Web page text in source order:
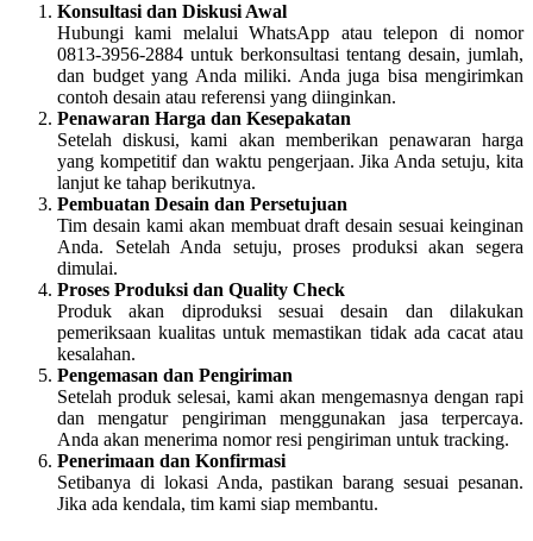
Konsultasi dan Diskusi Awal
Hubungi kami melalui WhatsApp atau telepon di nomor
0813-3956-2884 untuk berkonsultasi tentang desain, jumlah,
dan budget yang Anda miliki. Anda juga bisa mengirimkan
contoh desain atau referensi yang diinginkan.
Penawaran Harga dan Kesepakatan
Setelah diskusi, kami akan memberikan penawaran harga
yang kompetitif dan waktu pengerjaan. Jika Anda setuju, kita
lanjut ke tahap berikutnya.
Pembuatan Desain dan Persetujuan
Tim desain kami akan membuat draft desain sesuai keinginan
Anda. Setelah Anda setuju, proses produksi akan segera
dimulai.
Proses Produksi dan Quality Check
Produk akan diproduksi sesuai desain dan dilakukan
pemeriksaan kualitas untuk memastikan tidak ada cacat atau
kesalahan.
Pengemasan dan Pengiriman
Setelah produk selesai, kami akan mengemasnya dengan rapi
dan mengatur pengiriman menggunakan jasa terpercaya.
Anda akan menerima nomor resi pengiriman untuk tracking.
Penerimaan dan Konfirmasi
Setibanya di lokasi Anda, pastikan barang sesuai pesanan.
Jika ada kendala, tim kami siap membantu.